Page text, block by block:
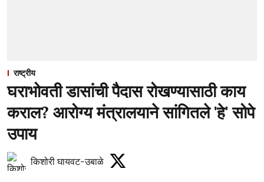
राष्ट्रीय
घराभोवती डासांची पैदास रोखण्यासाठी काय
कराल? आरोग्य मंत्रालयाने सांगितले 'हे' सोपे
उपाय
किशोरी घायवट-उबाळे